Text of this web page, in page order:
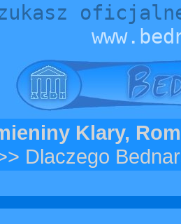
Klary,
Dlaczego